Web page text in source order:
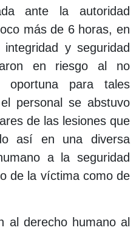
ante la autoridad
más de 6 horas, en
y seguridad
en riesgo al no
oportuna para tales
personal se abstuvo
de las lesiones que
así en una diversa
a la seguridad
de la víctima como de
al derecho humano al